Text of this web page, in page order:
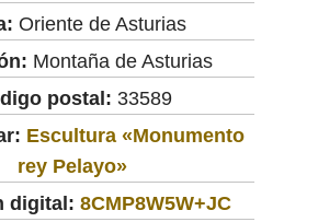
Oriente de Asturias
Montaña de Asturias
postal: 33589
Escultura «Monumento
rey Pelayo»
digital: 8CMP8W5W+JC